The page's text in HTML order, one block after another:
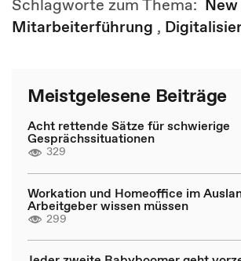
Schlagworte zum Thema:
Mitarbeiterführung ,
Meistgelesene Beiträge
Acht rettende Sätze für schwierige
Gesprächssituationen
329
Workation und Homeoffice im
Arbeitgeber wissen müssen
299